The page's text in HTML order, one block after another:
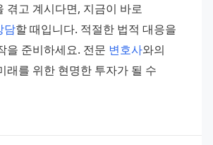
겪고 계시다면, 지금이 바로
담할 때입니다. 적절한 법적 대응을
을 준비하세요. 전문 변호사와의
래를 위한 현명한 투자가 될 수